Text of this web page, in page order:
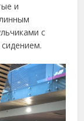
и
с